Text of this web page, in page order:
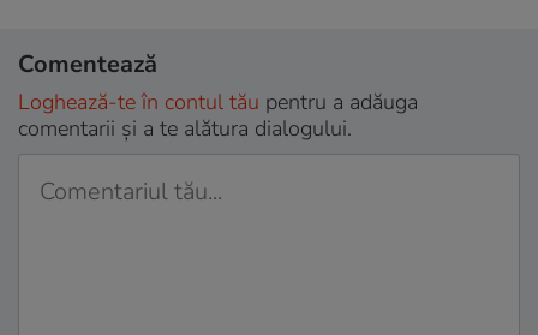
Comentează
Loghează-te în contul tău pentru a adăuga
comentarii și a te alătura dialogului.